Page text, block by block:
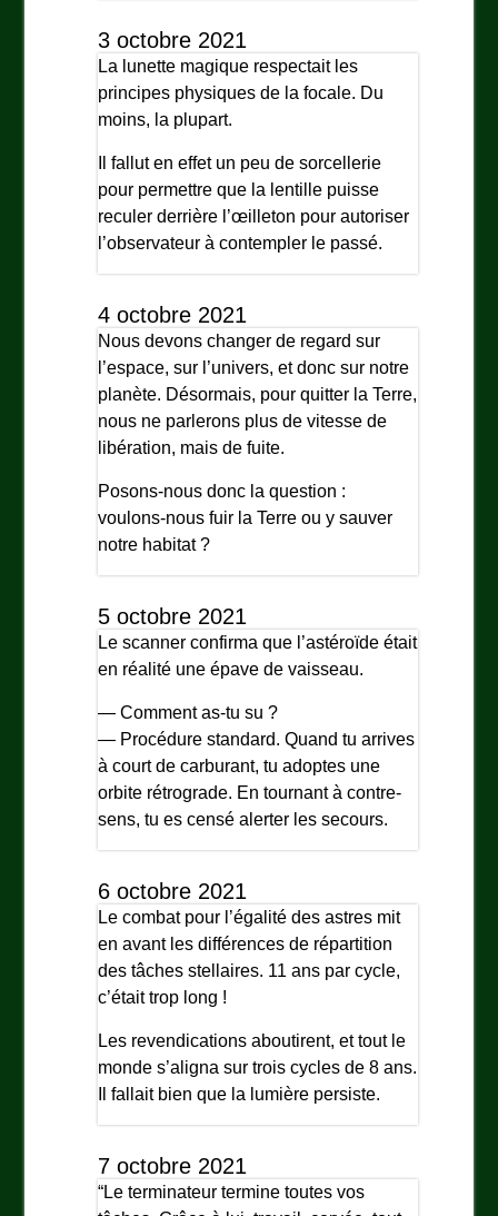
3 octobre 2021
La lunette magique respectait les
principes physiques de la focale. Du
moins, la plupart.
Il fallut en effet un peu de sorcellerie
pour permettre que la lentille puisse
reculer derrière l’œilleton pour autoriser
l’observateur à contempler le passé.
4 octobre 2021
Nous devons changer de regard sur
l’espace, sur l’univers, et donc sur notre
planète. Désormais, pour quitter la Terre,
nous ne parlerons plus de vitesse de
libération, mais de fuite.
Posons-nous donc la question :
voulons-nous fuir la Terre ou y sauver
notre habitat ?
5 octobre 2021
Le scanner confirma que l’astéroïde était
en réalité une épave de vaisseau.
— Comment as-tu su ?
— Procédure standard. Quand tu arrives
à court de carburant, tu adoptes une
orbite rétrograde. En tournant à contre-
sens, tu es censé alerter les secours.
6 octobre 2021
Le combat pour l’égalité des astres mit
en avant les différences de répartition
des tâches stellaires. 11 ans par cycle,
c’était trop long !
Les revendications aboutirent, et tout le
monde s’aligna sur trois cycles de 8 ans.
Il fallait bien que la lumière persiste.
7 octobre 2021
“Le terminateur termine toutes vos